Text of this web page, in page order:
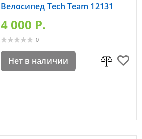
Велосипед Tech Team 12131
4 000 P.
0
Нет в наличии